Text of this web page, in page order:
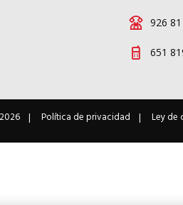
926
651
2026 Política de privacidad Ley de